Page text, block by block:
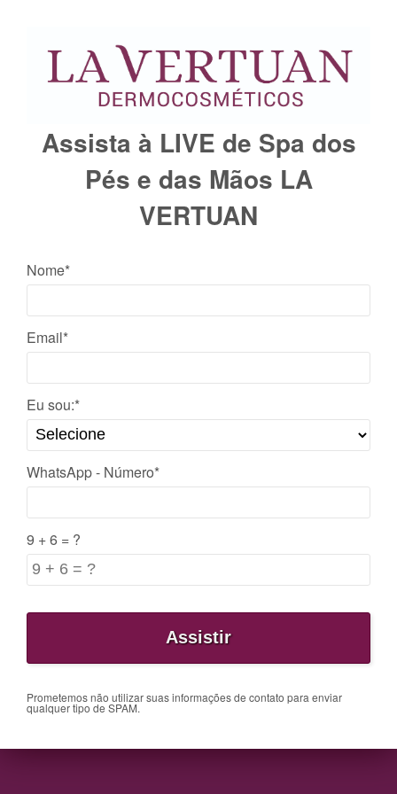
Assista à LIVE de Spa dos
Pés e das Mãos LA
VERTUAN
Nome*
Email*
Eu sou:*
WhatsApp - Número*
9 + 6 = ?
Prometemos não utilizar suas informações de contato para enviar
qualquer tipo de SPAM.